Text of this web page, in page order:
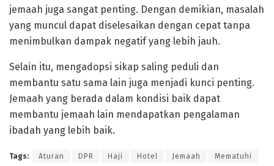
jemaah juga sangat penting. Dengan demikian, masalah
yang muncul dapat diselesaikan dengan cepat tanpa
menimbulkan dampak negatif yang lebih jauh.
Selain itu, mengadopsi sikap saling peduli dan
membantu satu sama lain juga menjadi kunci penting.
Jemaah yang berada dalam kondisi baik dapat
membantu jemaah lain mendapatkan pengalaman
ibadah yang lebih baik.
Tags: Aturan DPR Haji Hotel Jemaah Mematuhi